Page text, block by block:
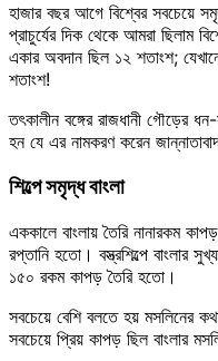
হাজার বছর আগে বিশ্বের সবচেয়ে
প্রাচুর্যের দিক থেকে আমরা ছিলাম
একার অবদান ছিল ১২ শতাংশ;
শতাংশ!
তৎকালীন বঙ্গের রাজধানী গৌড়ের
হন যে এর নামকরণ করেন
শিল্পে সমৃদ্ধ বাংলা
এককালে বাংলায় তৈরি নানারকম
রপ্তানি হতো। বস্ত্রশিল্পে বাংলার
১৫০ রকম কাপড় তৈরি হতো।
সবচেয়ে বেশি বলতে হয় মসলিনের
সবচেয়ে প্রিয় কাপড় ছিল বাংলার